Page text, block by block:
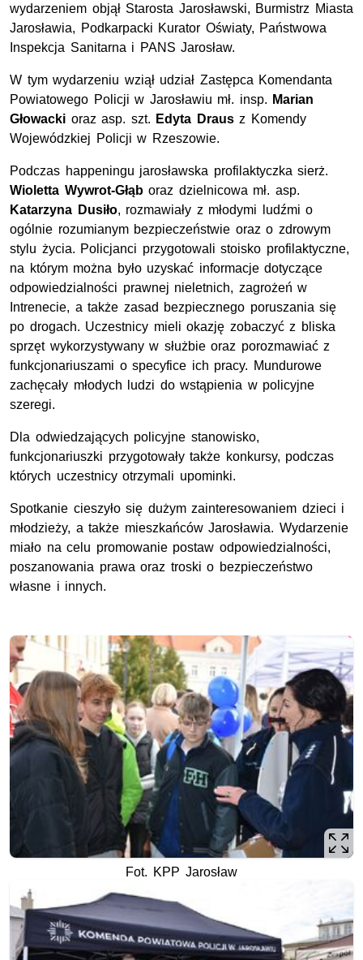
wydarzeniem objął Starosta Jarosławski, Burmistrz Miasta
Jarosławia, Podkarpacki Kurator Oświaty, Państwowa
Inspekcja Sanitarna i PANS Jarosław.
W tym wydarzeniu wziął udział Zastępca Komendanta
Powiatowego Policji w Jarosławiu mł. insp. Marian
Głowacki oraz asp. szt. Edyta Drausz Komendy
Wojewódzkiej Policji w Rzeszowie.
Podczas happeningu jarosławska profilaktyczka sierż.
Wioletta Wywrot-Głąboraz dzielnicowa mł. asp.
Katarzyna Dusiło, rozmawiały z młodymi ludźmi o
ogólnie rozumianym bezpieczeństwie oraz o zdrowym
stylu życia. Policjanci przygotowali stoisko profilaktyczne,
na którym można było uzyskać informacje dotyczące
odpowiedzialności prawnej nieletnich, zagrożeń w
Intrenecie, a także zasad bezpiecznego poruszania się
po drogach. Uczestnicy mieli okazję zobaczyć z bliska
sprzęt wykorzystywany w służbie oraz porozmawiać z
funkcjonariuszami o specyfice ich pracy. Mundurowe
zachęcały młodych ludzi do wstąpienia w policyjne
szeregi.
Dla odwiedzających policyjne stanowisko,
funkcjonariuszki przygotowały także konkursy, podczas
których uczestnicy otrzymali upominki.
Spotkanie cieszyło się dużym zainteresowaniem dzieci i
młodzieży, a także mieszkańców Jarosławia. Wydarzenie
miało na celu promowanie postaw odpowiedzialności,
poszanowania prawa oraz troski o bezpieczeństwo
własne i innych.
Fot. KPP Jarosław